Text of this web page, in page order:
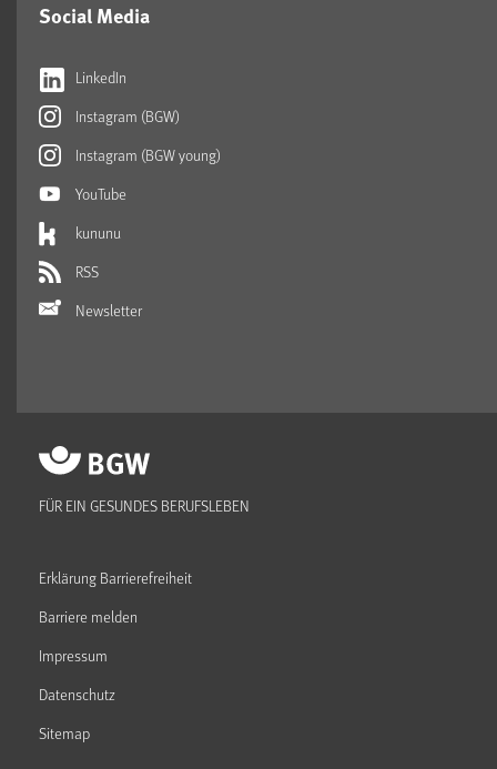
Social Media
LinkedIn
Instagram (BGW)
Instagram (BGW young)
YouTube
kununu
RSS
Newsletter
FÜR EIN GESUNDES BERUFSLEBEN
Erklärung Barrierefreiheit
Barriere melden
Impressum
Datenschutz
Sitemap